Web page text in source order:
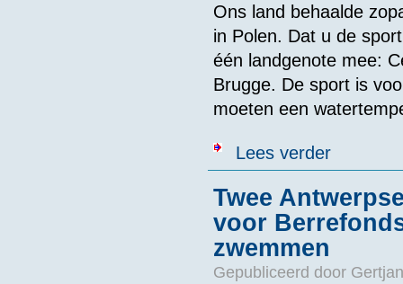
Ons land behaalde
in Polen. Dat u de
één landgenote mee:
Brugge. De sport is
moeten een
Lees verderover “Als je
Twee
voor
zwemmen
Gepubliceerd door